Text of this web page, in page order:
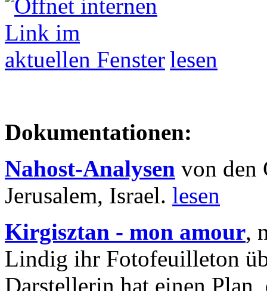
lesen
Dokumentationen:
Nahost-Analysen von den
Jerusalem, Israel. lesen
Kirgisztan - mon amour,
Lindig ihr Fotofeuilleton
Darstellerin hat einen Plan,